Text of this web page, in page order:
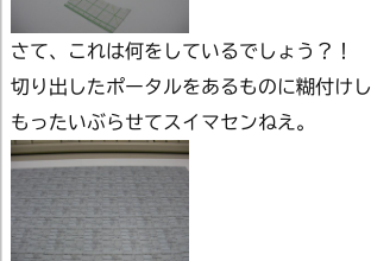
さて、これは何をしているでしょう？！
切り出したポータルをあるものに糊付けし
もったいぶらせてスイマセンねえ。